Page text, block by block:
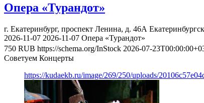
Опера «Турандот»
г. Екатеринбург, проспект Ленина, д. 46А
2026-11-07 2026-11-07 Опера «Турандот»
750 RUB https://schema.org/InStock 2026-07-
Советуем Концерты
https://kudaekb.ru/image/269/250/uploads/